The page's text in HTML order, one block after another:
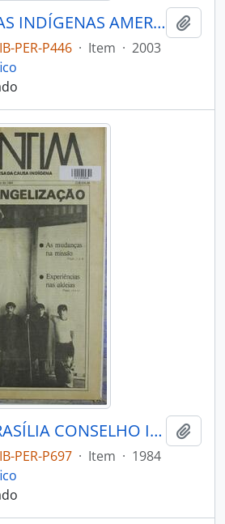
LIAMES LÍNGUAS INDÍGENAS AMERICANAS - CAMPINAS SP UNICAMP INSTITUTO DE EST - 2003 - Nº03
PER-P446 · Item · 2003
PORANTIM - BRASÍLIA CONSELHO INDIGENISTA MISSIONÁRIO - 1984 - Nº68
PER-P697 · Item · 1984